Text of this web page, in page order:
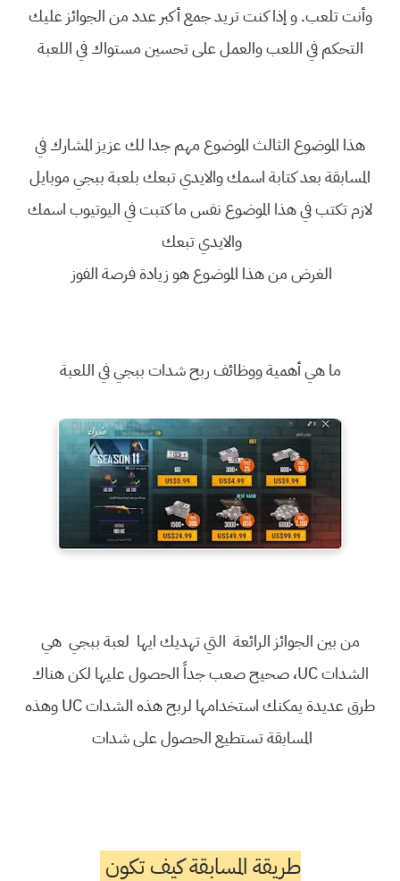
وأنت تلعب. و إذا كنت تريد جمع أكبر عدد من الجوائز عليك
التحكم في اللعب والعمل على تحسين مستواك في اللعبة
هذا الموضوع الثالث الموضوع مهم جدا لك عزيز المشارك في
المسابقة بعد كتابة اسمك والايدي تبعك بلعبة ببجي موبايل
لازم تكتب في هذا الموضوع نفس ما كتبت في اليوتيوب اسمك
والايدي تبعك
الغرض من هذا الموضوع هو زيادة فرصة الفوز
ما هي أهمية ووظائف ربح شدات ببجي في اللعبة
من بين الجوائز الرائعة التي تهديك ايها لعبة ببجي هي
الشدات UC، صحيح صعب جداً الحصول عليها لكن هناك
طرق عديدة يمكنك استخدامها لربح هذه الشدات UC وهذه
المسابقة تستطيع الحصول على شدات
طريقة المسابقة كيف تكون